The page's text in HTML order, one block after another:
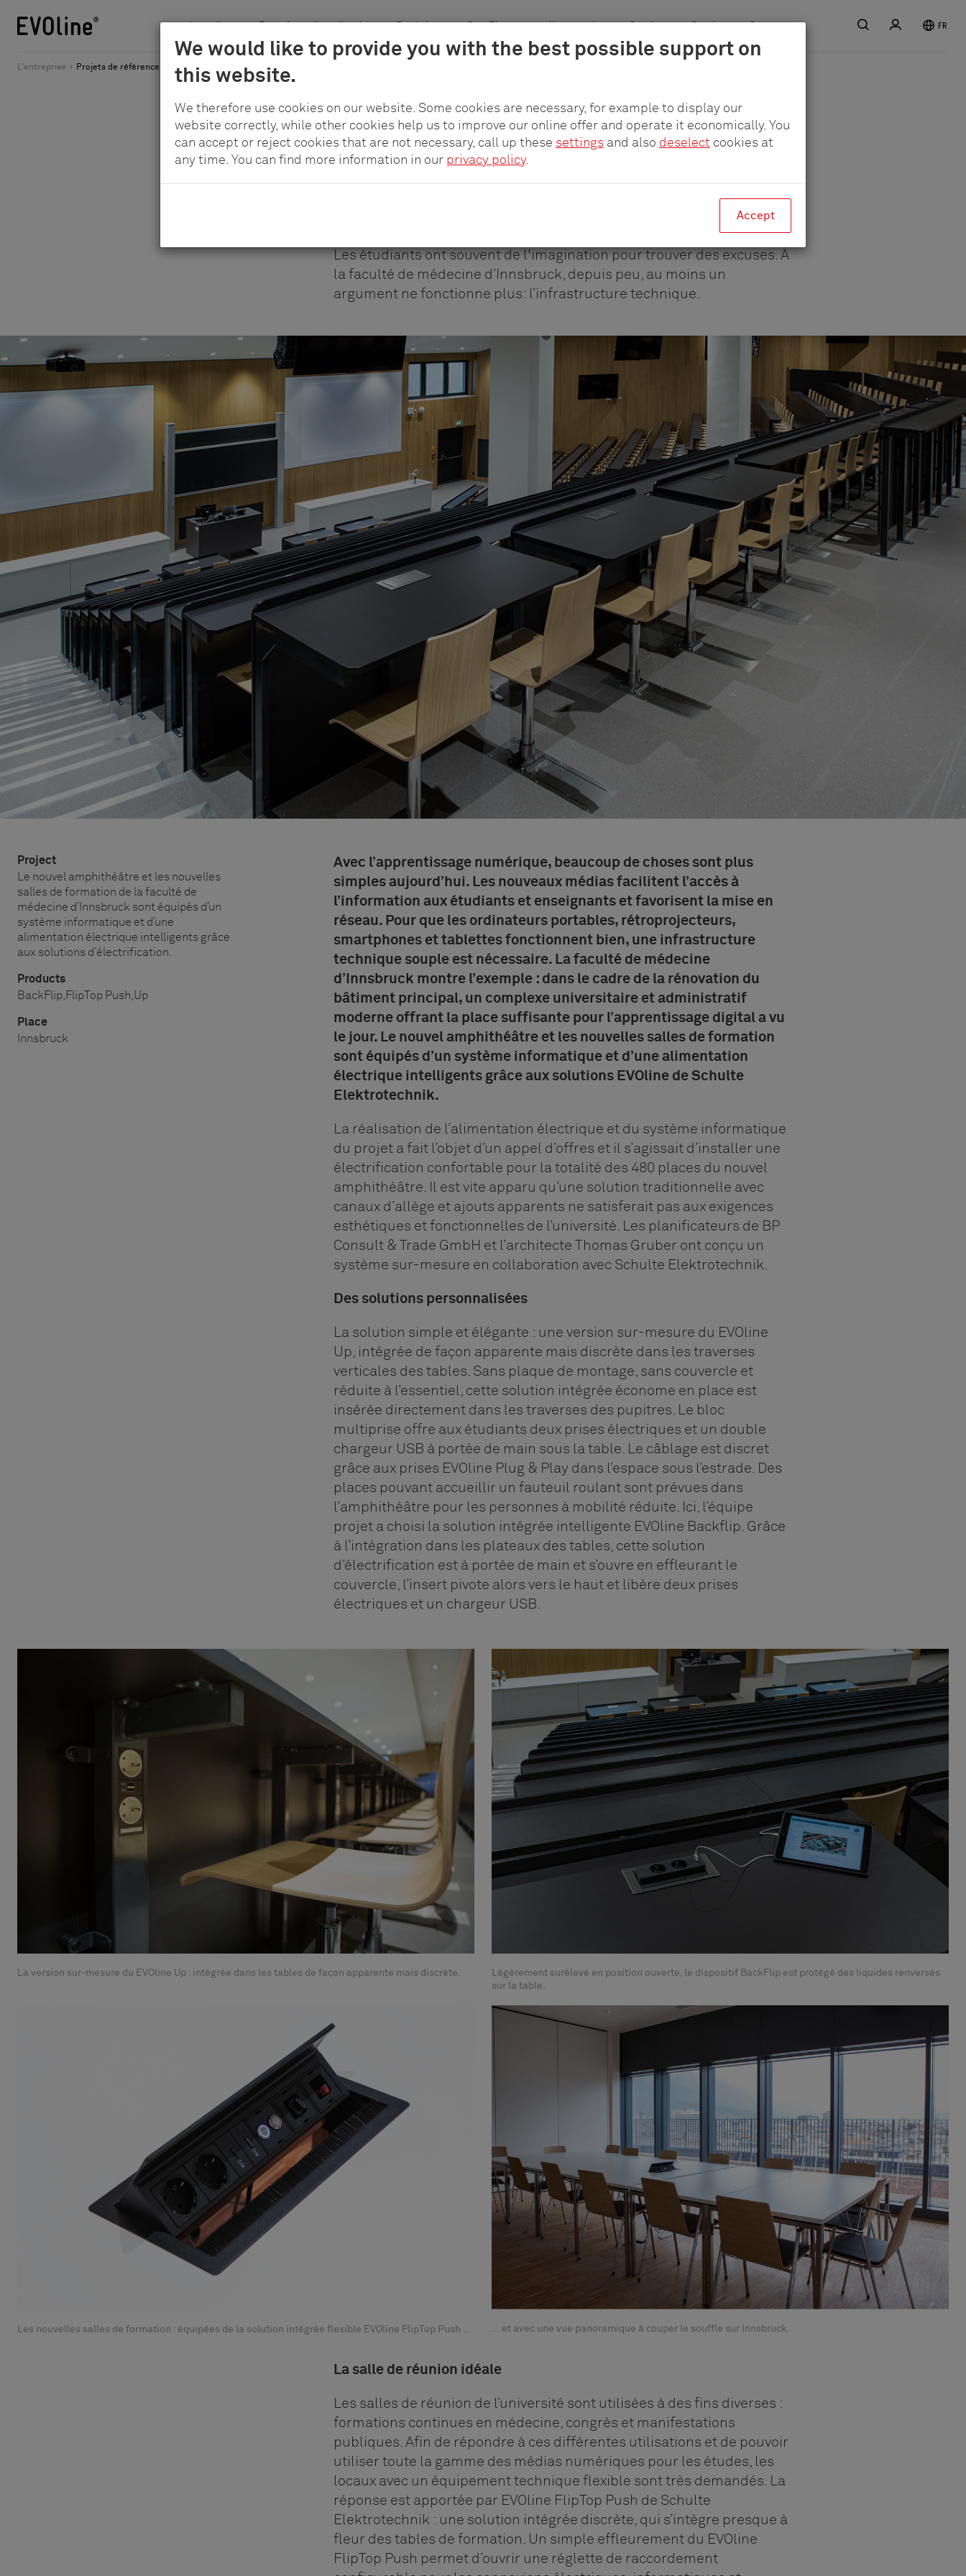
We would like to provide you with the best possible support on
this website.
We therefore use cookies on our website. Some cookies are necessary, for example to display our
website correctly, while other cookies help us to improve our online offer and operate it economically. You
can accept or reject cookies that are not necessary, call up these settings and also deselect cookies at
any time. You can find more information in our privacy policy.
Accept
-
Actualités Domaines d'application Produits pCon.Planner L'entreprise Carrière Service Contact RechercheS'inscrire
FR
L'entreprise Projets de référence Faculté de médecine d’Innsbruck
FACULTÉ DE MÉDECINE D’INNSBRUCK
Tout pour l’apprentissage
Les étudiants ont souvent de l'imagination pour trouver des excuses. À
la faculté de médecine d’Innsbruck, depuis peu, au moins un
argument ne fonctionne plus: l’infrastructure technique.
Project
Le nouvel amphithéâtre et les nouvelles
salles de formation de la faculté de
médecine d’Innsbruck sont équipés d’un
système informatique et d’une
alimentation électrique intelligents grâce
aux solutions d’électrification.
Products
BackFlip, FlipTop Push, Up
Place
Innsbruck
Avec l’apprentissage numérique, beaucoup de choses sont plus
simples aujourd’hui. Les nouveaux médias facilitent l’accès à
l’information aux étudiants et enseignants et favorisent la mise en
réseau. Pour que les ordinateurs portables, rétroprojecteurs,
smartphones et tablettes fonctionnent bien, une infrastructure
technique souple est nécessaire. La faculté de médecine
d’Innsbruck montre l’exemple : dans le cadre de la rénovation du
bâtiment principal, un complexe universitaire et administratif
moderne offrant la place suffisante pour l’apprentissage digital a vu
le jour. Le nouvel amphithéâtre et les nouvelles salles de formation
sont équipés d’un système informatique et d’une alimentation
électrique intelligents grâce aux solutions EVOline de Schulte
Elektrotechnik.
La réalisation de l’alimentation électrique et du système informatique
du projet a fait l’objet d’un appel d’offres et il s’agissait d’installer une
électrification confortable pour la totalité des 480 places du nouvel
amphithéâtre. Il est vite apparu qu’une solution traditionnelle avec
canaux d’allège et ajouts apparents ne satisferait pas aux exigences
esthétiques et fonctionnelles de l’université. Les planificateurs de BP
Consult & Trade GmbH et l’architecte Thomas Gruber ont conçu un
système sur-mesure en collaboration avec Schulte Elektrotechnik.
Des solutions personnalisées
La solution simple et élégante : une version sur-mesure du EVOline
Up, intégrée de façon apparente mais discrète dans les traverses
verticales des tables. Sans plaque de montage, sans couvercle et
réduite à l’essentiel, cette solution intégrée économe en place est
insérée directement dans les traverses des pupitres. Le bloc
multiprise offre aux étudiants deux prises électriques et un double
chargeur USB à portée de main sous la table. Le câblage est discret
grâce aux prises EVOline Plug & Play dans l’espace sous l’estrade. Des
places pouvant accueillir un fauteuil roulant sont prévues dans
l’amphithéâtre pour les personnes à mobilité réduite. Ici, l’équipe
projet a choisi la solution intégrée intelligente EVOline Backflip. Grâce
à l’intégration dans les plateaux des tables, cette solution
d’électrification est à portée de main et s’ouvre en effleurant le
couvercle, l’insert pivote alors vers le haut et libère deux prises
électriques et un chargeur USB.
La version sur-mesure du EVOline Up : intégrée dans les tables de façon apparente mais discrète.
Légèrement surélevé en position ouverte, le dispositif BackFlip est protégé des liquides renversés
sur la table.
Les nouvelles salles de formation : équipées de la solution intégrée flexible EVOline FlipTop Push … … et avec une vue panoramique à couper le souffle sur Innsbruck.
La salle de réunion idéale
Les salles de réunion de l’université sont utilisées à des fins diverses :
formations continues en médecine, congrès et manifestations
publiques. Afin de répondre à ces différentes utilisations et de pouvoir
utiliser toute la gamme des médias numériques pour les études, les
locaux avec un équipement technique flexible sont très demandés. La
réponse est apportée par EVOline FlipTop Push de Schulte
Elektrotechnik : une solution intégrée discrète, qui s’intègre presque à
fleur des tables de formation. Un simple effleurement du EVOline
FlipTop Push permet d’ouvrir une réglette de raccordement